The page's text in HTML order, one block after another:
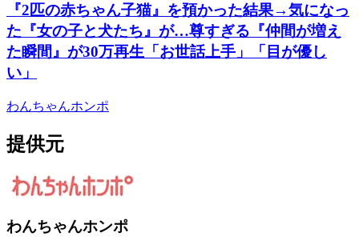
『2匹の赤ちゃん子猫』を預かった結果→気になっ
た『女の子と犬たち』が…尊すぎる『仲間が増え
た瞬間』が30万再生「お世話上手」「目が優し
い」
わんちゃんホンポ
提供元
わんちゃんホンポ